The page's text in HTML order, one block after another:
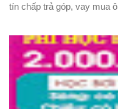
tín chấp trả góp, vay mua ô